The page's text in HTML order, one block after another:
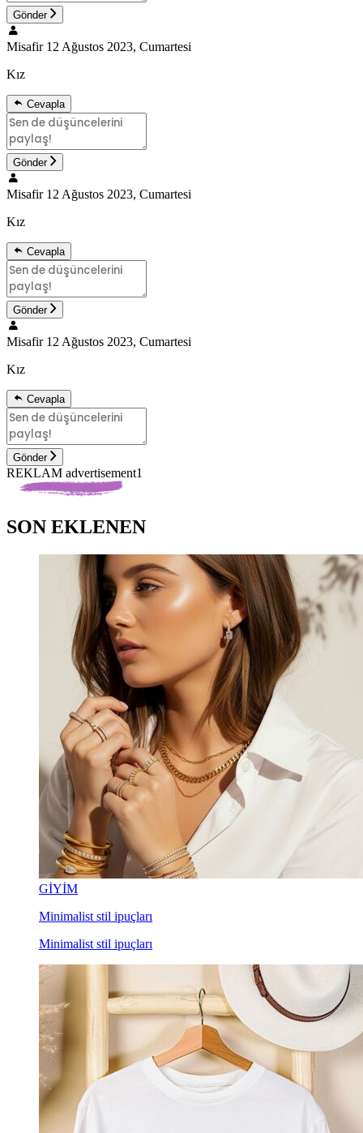
Gönder
Misafir 12 Ağustos 2023, Cumartesi
Kız
Cevapla
Gönder
Misafir 12 Ağustos 2023, Cumartesi
Kız
Cevapla
Gönder
Misafir 12 Ağustos 2023, Cumartesi
Kız
Cevapla
Gönder
REKLAM advertisement1
SON EKLENEN
GİYİM
Minimalist stil ipuçları
Minimalist stil ipuçları